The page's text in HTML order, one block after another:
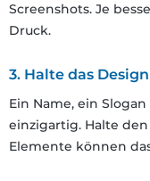
Screenshots. Je
Druck.
3. Halte das
Ein Name, ein
einzigartig. Halte
Elemente können